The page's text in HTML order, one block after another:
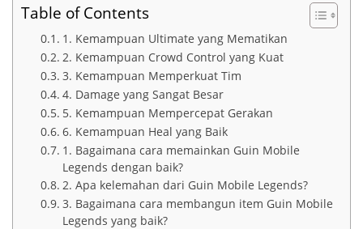
Table of Contents
1. Kemampuan Ultimate yang Mematikan
2. Kemampuan Crowd Control yang Kuat
3. Kemampuan Memperkuat Tim
4. Damage yang Sangat Besar
5. Kemampuan Mempercepat Gerakan
6. Kemampuan Heal yang Baik
1. Bagaimana cara memainkan Guin Mobile
Legends dengan baik?
2. Apa kelemahan dari Guin Mobile Legends?
3. Bagaimana cara membangun item Guin Mobile
Legends yang baik?